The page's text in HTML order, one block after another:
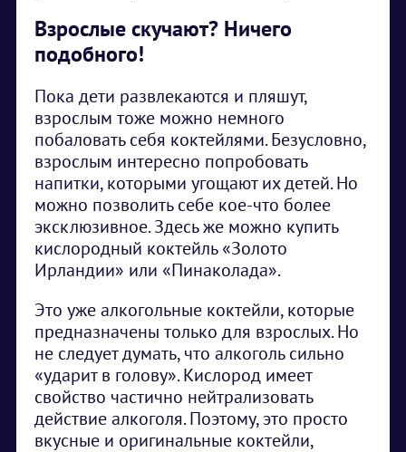
Взрослые скучают? Ничего
подобного!
Пока дети развлекаются и пляшут,
взрослым тоже можно немного
побаловать себя коктейлями. Безусловно,
взрослым интересно попробовать
напитки, которыми угощают их детей. Но
можно позволить себе кое-что более
эксклюзивное. Здесь же можно купить
кислородный коктейль «Золото
Ирландии» или «Пинаколада».
Это уже алкогольные коктейли, которые
предназначены только для взрослых. Но
не следует думать, что алкоголь сильно
«ударит в голову». Кислород имеет
свойство частично нейтрализовать
действие алкоголя. Поэтому, это просто
вкусные и оригинальные коктейли,